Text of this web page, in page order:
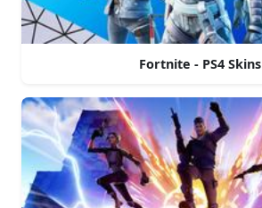
Fortnite - PS4 Skins